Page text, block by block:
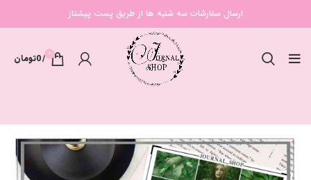
ارسال سفارشات سه شنبه ها از طریق پست پیشتاز
0
/
0تومان